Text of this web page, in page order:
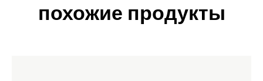
похожие продукты